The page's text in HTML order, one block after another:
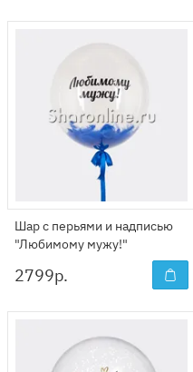
Шар с перьями и надписью
"Любимому мужу!"
2799р.